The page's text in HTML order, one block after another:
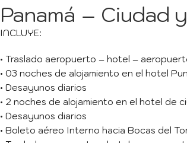
Panamá – Ciudad
INCLUYE:
• Traslado aeropuerto – hotel –
• 03 noches de alojamiento en el hotel
• Desayunos diarios
• 2 noches de alojamiento en el hotel de
• Desayunos diarios
• Boleto aéreo Interno hacia Bocas del